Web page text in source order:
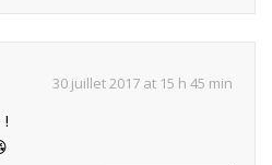
30 juillet 2017 at 15 h 45 min